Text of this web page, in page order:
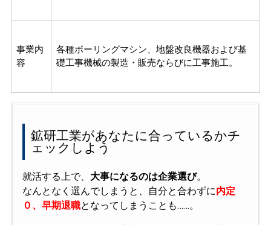
事業内
容
各種ボーリングマシン、地盤改良機器および基
礎工事機械の製造・販売ならびに工事施工。
鉱研工業があなたに合っているかチ
ェックしよう
就活する上で、 大事になるのは企業選び。
なんとなく選んでしまうと、自分と合わずに内定
０、早期退職となってしまうことも……。